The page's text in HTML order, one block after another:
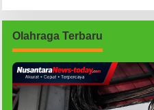
Olahraga Terbaru